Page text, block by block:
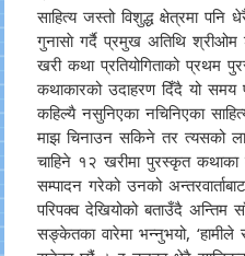
साहित्य जस्तो विशुद्ध क्षेत्रमा
गुनासाे गर्दै प्रमुख अतिथि
खरी कथा प्रतियोगिताको प्रथम
कथाकारको उदाहरण दिँदै यो समय
कहिल्यै नसुनिएका नचिनिएका
माझ चिनाउन सकिने तर त्यसको
चाहिने १२ खरीमा पुरस्कृत
सम्पादन गरेको उनको
परिपक्व देखियोको बताउँदै अन्तिम
सङ्केतका वारेमा भन्नुभयो, ‘हामीले